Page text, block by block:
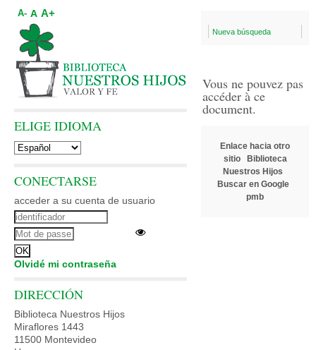
Nueva búsqueda
Vous ne pouvez pas
accéder à ce
document.
Enlace hacia otro
sitio
Biblioteca
Nuestros Hijos
Buscar en Google
pmb
A- A A+
ELIGE IDIOMA
CONECTARSE
acceder a su cuenta de usuario
Olvidé mi contraseña
DIRECCIÓN
Biblioteca Nuestros Hijos
Miraflores 1443
11500 Montevideo